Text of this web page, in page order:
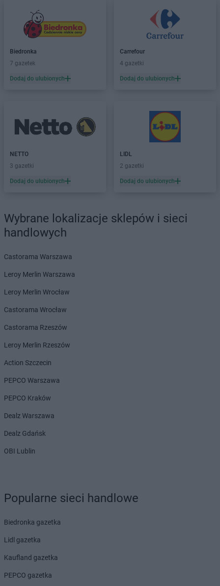
Biedronka
7 gazetek
Dodaj do ulubionych
Carrefour
4 gazetki
Dodaj do ulubionych
NETTO
3 gazetki
Dodaj do ulubionych
LIDL
2 gazetki
Dodaj do ulubionych
Wybrane lokalizacje sklepów i sieci
handlowych
Castorama Warszawa
Leroy Merlin Warszawa
Leroy Merlin Wrocław
Castorama Wrocław
Castorama Rzeszów
Leroy Merlin Rzeszów
Action Szczecin
PEPCO Warszawa
PEPCO Kraków
Dealz Warszawa
Dealz Gdańsk
OBI Lublin
Popularne sieci handlowe
Biedronka gazetka
Lidl gazetka
Kaufland gazetka
PEPCO gazetka